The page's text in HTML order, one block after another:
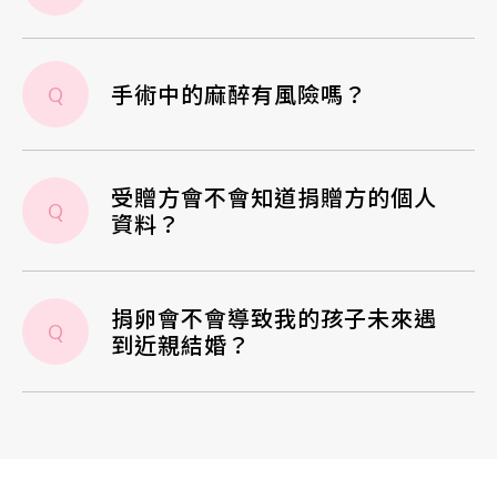
Q 手術中的麻醉有風險嗎？
Q
受贈方會不會知道捐贈方的個人
資料？
Q
捐卵會不會導致我的孩子未來遇
到近親結婚？